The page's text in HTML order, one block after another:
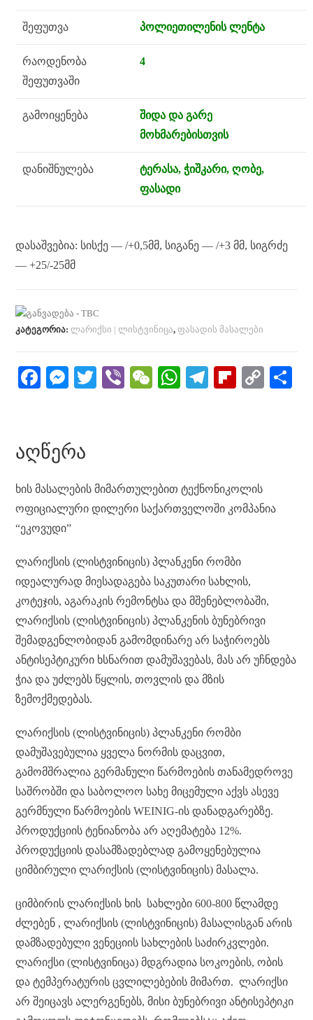
შეფუთვა პოლიეთილენის ლენტა
რაოდენობა
შეფუთვაში
4
გამოიყენება
შიდა და გარე
მოხმარებისთვის
დანიშნულება
ტერასა, ჭიშკარი, ღობე,
ფასადი
დასაშვებია: სისქე — /+0,5მმ, სიგანე — /+3 მმ, სიგრძე
— +25/-25მმ
კატეგორია:ლარიქსი | ლისტვინიცა,ფასადის მასალები
Fa
ok
M
ng
er
T
Vi
W
W
Te Fl
C
ᲐᲦᲬᲔᲠᲐ
ხის მასალების მიმართულებით ტექნონიკოლის
ოფიციალური დილერი საქართველოში კომპანია
“ეკოვუდი”
ლარიქსის (ლისტვინიცის) პლანკენი რომბი
იდეალურად მიესადაგება საკუთარი სახლის,
კოტეჯის, აგარაკის რემონტსა და მშენებლობაში,
ლარიქსის (ლისტვინიცის) პლანკენის ბუნებრივი
შემადგენლობიდან გამომდინარე არ საჭიროებს
ანტისეპტიკური ხსნარით დამუშავებას, მას არ უჩნდება
ჭია და უძლებს წყლის, თოვლის და მზის
ზემოქმედებას.
ლარიქსის (ლისტვინიცის) პლანკენი რომბი
დამუშავებულია ყველა ნორმის დაცვით,
გამომშრალია გერმანული წარმოების თანამედროვე
საშრობში და საბოლოო სახე მიცემული აქვს ასევე
გერმნული წარმოების WEINIG-ის დანადგარებზე.
პროდუქციის ტენიანობა არ აღემატება 12%.
პროდუქციის დასამზადებლად გამოყენებულია
ციმბირული ლარიქსის (ლისტვინიცის) მასალა.
ციმბირის ლარიქსის ხის სახლები 600-800 წლამდე
ძლებენ , ლარიქსის (ლისტვინიცის) მასალისგან არის
დამზადებული ვენეციის სახლების საძირკვლები.
ლარიქსი (ლისტვინიცა) მდგრადია სოკოების, ობის
და ტემპერატურის ცვლილებების მიმართ. ლარიქსი
არ შეიცავს ალერგენებს, მისი ბუნებრივი ანტისეპტიკი